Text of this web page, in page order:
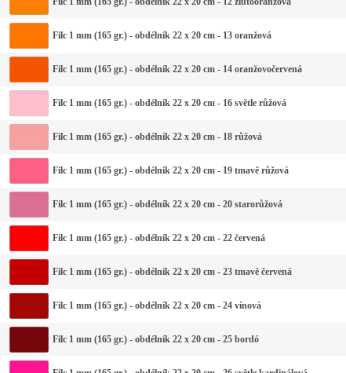
Filc 1 mm (165 gr.) - obdélník 22 x 20 cm - 13 oranžová
Filc 1 mm (165 gr.) - obdélník 22 x 20 cm - 14 oranžovočervená
Filc 1 mm (165 gr.) - obdélník 22 x 20 cm - 16 světle růžová
Filc 1 mm (165 gr.) - obdélník 22 x 20 cm - 18 růžová
Filc 1 mm (165 gr.) - obdélník 22 x 20 cm - 19 tmavě růžová
Filc 1 mm (165 gr.) - obdélník 22 x 20 cm - 20 starorůžová
Filc 1 mm (165 gr.) - obdélník 22 x 20 cm - 22 červená
Filc 1 mm (165 gr.) - obdélník 22 x 20 cm - 23 tmavě červená
Filc 1 mm (165 gr.) - obdélník 22 x 20 cm - 24 vínová
Filc 1 mm (165 gr.) - obdélník 22 x 20 cm - 25 bordó